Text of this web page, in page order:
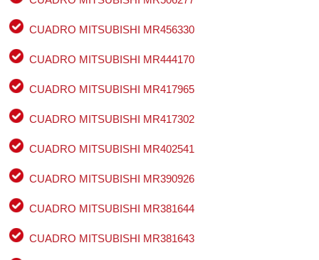
CUADRO MITSUBISHI MR456330
CUADRO MITSUBISHI MR444170
CUADRO MITSUBISHI MR417965
CUADRO MITSUBISHI MR417302
CUADRO MITSUBISHI MR402541
CUADRO MITSUBISHI MR390926
CUADRO MITSUBISHI MR381644
CUADRO MITSUBISHI MR381643